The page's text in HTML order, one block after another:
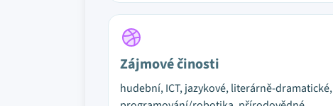
Zájmové činosti
hudební, ICT, jazykové, literárně-dramatické,